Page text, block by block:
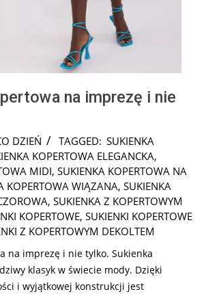
na imprezę i nie
DZIEŃ TAGGED: SUKIENKA
KOPERTOWA ELEGANCKA,
MIDI, SUKIENKA KOPERTOWA NA
KOPERTOWA WIĄZANA, SUKIENKA
, SUKIENKA Z KOPERTOWYM
KOPERTOWE, SUKIENKI KOPERTOWE
Z KOPERTOWYM DEKOLTEM
na imprezę i nie tylko. Sukienka
klasyk w świecie mody. Dzięki
i wyjątkowej konstrukcji jest